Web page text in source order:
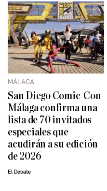
MÁLAGA
San Diego Comic-Con
Málaga confirma una
lista de 70 invitados
especiales que
acudirán a su edición
de 2026
El Debate